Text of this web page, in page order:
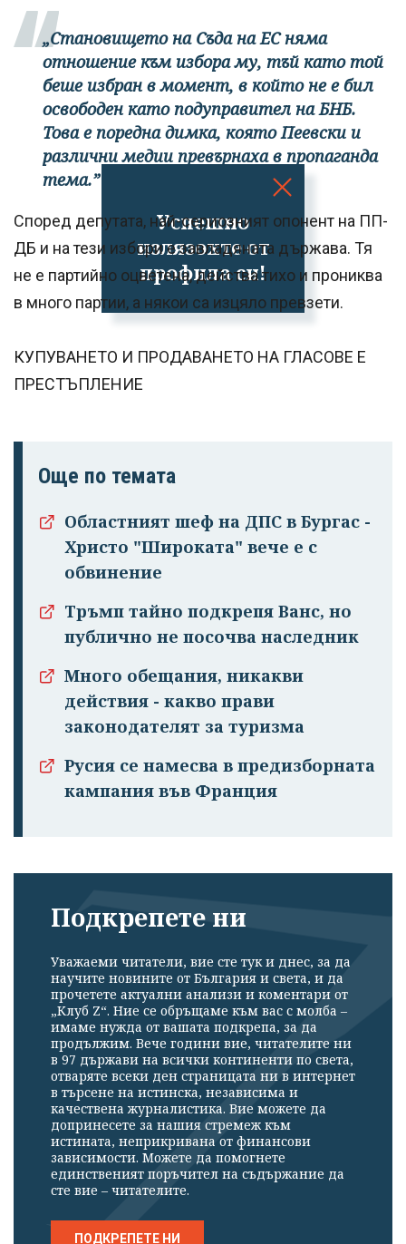
Успешно
излязохте от
профила си!
„Становището на Съда на ЕС няма
отношение към избора му, тъй като той
беше избран в момент, в който не е бил
освободен като подуправител на БНБ.
Това е поредна димка, която Пеевски и
различни медии превърнаха в пропаганда
тема.”
Според депутата, най-сериозният опонент на ПП-
ДБ и на тези избори е завладяната държава. Тя
не е партийно оцветена, действа тихо и прониква
в много партии, а някои са изцяло превзети.
КУПУВАНЕТО И ПРОДАВАНЕТО НА ГЛАСОВЕ Е
ПРЕСТЪПЛЕНИЕ
Още по темата
Областният шеф на ДПС в Бургас -
Христо "Широката" вече е с
обвинение
Тръмп тайно подкрепя Ванс, но
публично не посочва наследник
Много обещания, никакви
действия - какво прави
законодателят за туризма
Русия се намесва в предизборната
кампания във Франция
Подкрепете ни
Уважаеми читатели, вие сте тук и днес, за да
научите новините от България и света, и да
прочетете актуални анализи и коментари от
„Клуб Z“. Ние се обръщаме към вас с молба –
имаме нужда от вашата подкрепа, за да
продължим. Вече години вие, читателите ни
в 97 държави на всички континенти по света,
отваряте всеки ден страницата ни в интернет
в търсене на истинска, независима и
качествена журналистика. Вие можете да
допринесете за нашия стремеж към
истината, неприкривана от финансови
зависимости. Можете да помогнете
единственият поръчител на съдържание да
сте вие – читателите.
ПОДКРЕПЕТЕ НИ